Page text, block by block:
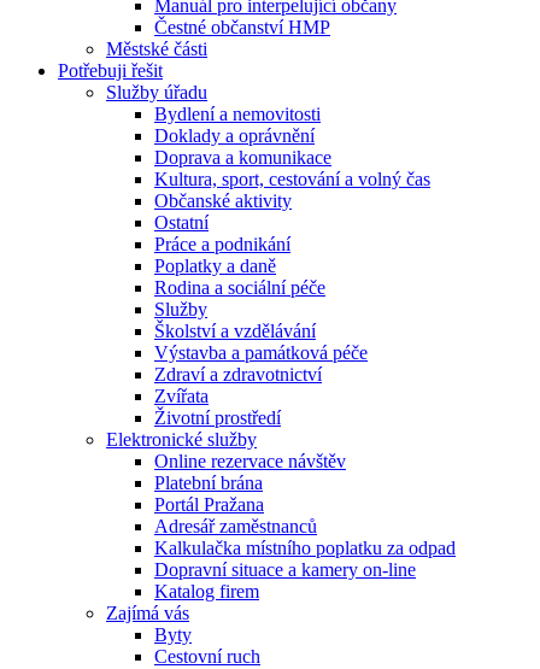
Manuál pro interpelující občany
Čestné občanství HMP
Městské části
Potřebuji řešit
Služby úřadu
Bydlení a nemovitosti
Doklady a oprávnění
Doprava a komunikace
Kultura, sport, cestování a volný čas
Občanské aktivity
Ostatní
Práce a podnikání
Poplatky a daně
Rodina a sociální péče
Služby
Školství a vzdělávání
Výstavba a památková péče
Zdraví a zdravotnictví
Zvířata
Životní prostředí
Elektronické služby
Online rezervace návštěv
Platební brána
Portál Pražana
Adresář zaměstnanců
Kalkulačka místního poplatku za odpad
Dopravní situace a kamery on-line
Katalog firem
Zajímá vás
Byty
Cestovní ruch